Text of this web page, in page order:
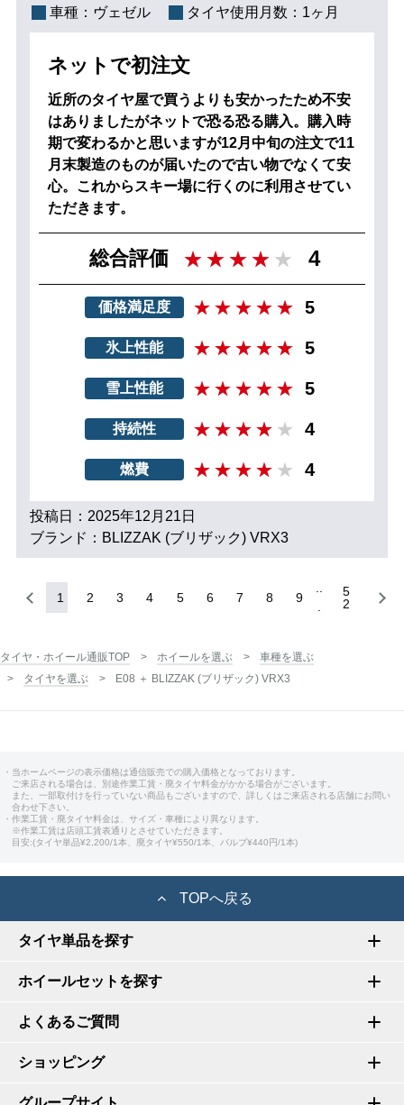
車種： ヴェゼル タイヤ使用月数： 1ヶ月
ネットで初注文
近所のタイヤ屋で買うよりも安かったため不安
はありましたがネットで恐る恐る購入。購入時
期で変わるかと思いますが12月中旬の注文で11
月末製造のものが届いたので古い物でなくて安
心。これからスキー場に行くのに利用させてい
ただきます。
総合評価 4
価格満足度 5
氷上性能 5
雪上性能 5
持続性 4
燃費 4
投稿日：2025年12月21日
ブランド：BLIZZAK (ブリザック) VRX3
1 2 3 4 5 6 7 8 9
5
2
タイヤ・ホイール通販TOP ホイールを選ぶ
車種を選ぶ
タイヤを選ぶ
E08 ＋ BLIZZAK (ブリザック) VRX3
・当ホームページの表示価格は通信販売での購入価格となっております。
ご来店される場合は、別途作業工賃・廃タイヤ料金がかかる場合がございます。
また、一部取付けを行っていない商品もございますので、詳しくはご来店される店舗にお問い
合わせ下さい。
・作業工賃・廃タイヤ料金は、サイズ・車種により異なります。
※作業工賃は店頭工賃表通りとさせていただきます。
目安:(タイヤ単品¥2,200/1本、廃タイヤ¥550/1本、バルブ¥440円/1本)
TOPへ戻る
タイヤ単品を探す
ホイールセットを探す
よくあるご質問
ショッピング